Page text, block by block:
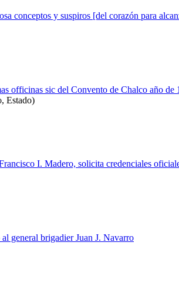
conceptos y suspiros [del corazón para
officinas sic del Convento de Chalco año de
Estado)
I. Madero, solicita credenciales
general brigadier Juan J. Navarro